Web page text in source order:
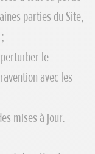
parties du Site,
le
avec les
mises à jour.